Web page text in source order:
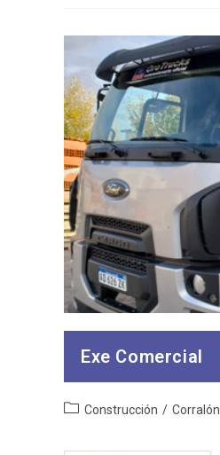
Exe Comercial
Categoría
Construcción / Corralón